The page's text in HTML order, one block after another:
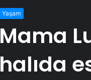
Yaşam
Mama
halıda